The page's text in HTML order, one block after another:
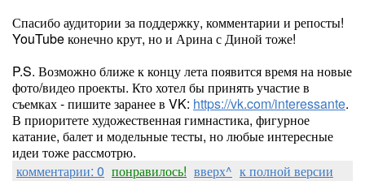
Спасибо аудитории за поддержку, комментарии и репосты!
YouTube конечно крут, но и Арина с Диной тоже!
P.S. Возможно ближе к концу лета появится время на новые
фото/видео проекты. Кто хотел бы принять участие в
съемках - пишите заранее в VK: https://vk.com/interessante.
В приоритете художественная гимнастика, фигурное
катание, балет и модельные тесты, но любые интересные
идеи тоже рассмотрю.
комментарии: 0 понравилось! вверх^ к полной версии